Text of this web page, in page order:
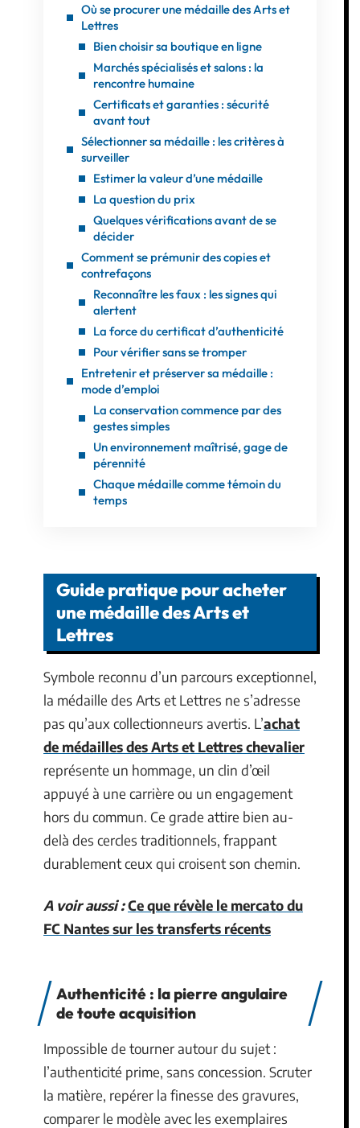
Où se procurer une médaille des Arts et
Lettres
Bien choisir sa boutique en ligne
Marchés spécialisés et salons : la
rencontre humaine
Certificats et garanties : sécurité
avant tout
Sélectionner sa médaille : les critères à
surveiller
Estimer la valeur d’une médaille
La question du prix
Quelques vérifications avant de se
décider
Comment se prémunir des copies et
contrefaçons
Reconnaître les faux : les signes qui
alertent
La force du certificat d’authenticité
Pour vérifier sans se tromper
Entretenir et préserver sa médaille :
mode d’emploi
La conservation commence par des
gestes simples
Un environnement maîtrisé, gage de
pérennité
Chaque médaille comme témoin du
temps
Guide pratique pour acheter
une médaille des Arts et
Lettres
Symbole reconnu d’un parcours exceptionnel,
la médaille des Arts et Lettres ne s’adresse
pas qu’aux collectionneurs avertis. L’achat
de médailles des Arts et Lettres chevalier
représente un hommage, un clin d’œil
appuyé à une carrière ou un engagement
hors du commun. Ce grade attire bien au-
delà des cercles traditionnels, frappant
durablement ceux qui croisent son chemin.
A voir aussi :Ce que révèle le mercato du
FC Nantes sur les transferts récents
Authenticité : la pierre angulaire
de toute acquisition
Impossible de tourner autour du sujet :
l’authenticité prime, sans concession. Scruter
la matière, repérer la finesse des gravures,
comparer le modèle avec les exemplaires